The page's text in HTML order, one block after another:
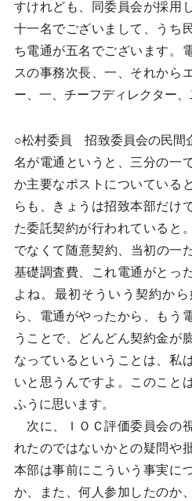
すけれども、同委員会が採用
十一名でございまして、うち
ち電通が五名でございます。
スの事務次長、一、それから
ー、一、チーフディレクター、
○松村委員 招致委員会の民間
名が電通というと、三分の一
か主要なポストについている
らも、きょうは招致本部だけ
た委託契約が行われていると
でなくて随意契約、当初の一
基礎調査費、これ電通がとっ
よね。最初そういう契約か
ら、電通がやったから、もう
うことで、どんどん契約金が
なっているということは、私
いと思うんですよ。このこと
ふうに思います。
次に、ＩＯＣ評価委員会の
れたのではないかとの疑問や
本部は事前にこういう事実に
か、また、何人参加したのか